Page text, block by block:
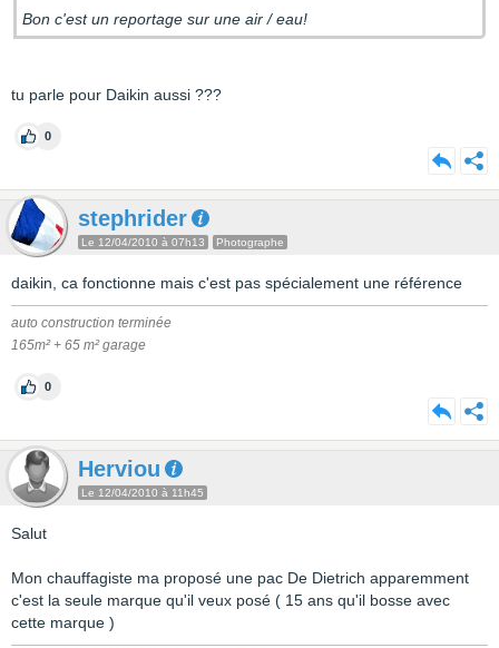
Bon c'est un reportage sur une air / eau!
tu parle pour Daikin aussi ???
0
stephrider
Le 12/04/2010 à 07h13 Photographe
daikin, ca fonctionne mais c'est pas spécialement une référence
auto construction terminée
165m² + 65 m² garage
0
Herviou
Le 12/04/2010 à 11h45
Salut
Mon chauffagiste ma proposé une pac De Dietrich apparemment
c'est la seule marque qu'il veux posé ( 15 ans qu'il bosse avec
cette marque )